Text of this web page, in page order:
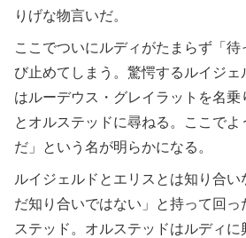
りげな物言いだ。
ここでついにルディがたまらず「
び止めてしまう。驚愕するルイジェ
はルーデウス・グレイラットを名乗
とオルステッドに尋ねる。ここでよ
だ」という名が明らかになる。
ルイジェルドとエリスとは知り合い
だ知り合いではない」と持って回
ステッド。オルステッドはルディ